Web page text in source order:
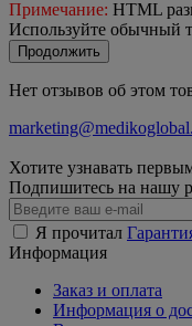
Примечание: HTML
Используйте обычный
Продолжить
Нет отзывов об этом
Хотите узнавать
Подпишитесь на нашу
Я прочитал
Информация
Заказ и оплата
Информация о